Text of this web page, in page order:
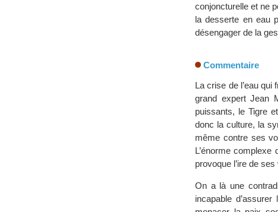
conjoncturelle et ne
la desserte en eau
désengager de la
Commentaire
La crise de l’eau qui
grand expert Jean
puissants, le Tigre
donc la culture, la
même contre ses
L’énorme
provoque l’ire de
On a là une
incapable